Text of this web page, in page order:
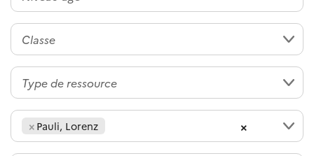
×
× Pauli, Lorenz